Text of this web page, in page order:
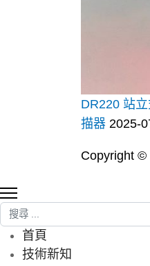
DR220 站
描器 2025-
Copyright ©
搜尋
首頁
技術新知